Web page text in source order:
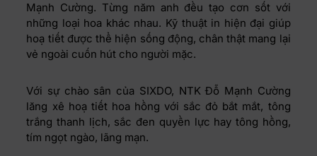
Mạnh Cường. Từng năm anh đều tạo cơn sốt với
những loại hoa khác nhau. Kỹ thuật in hiện đại giúp
hoạ tiết được thể hiện sống động, chân thật mang lại
vẻ ngoài cuốn hút cho người mặc.
Với sự chào sân của SIXDO, NTK Đỗ Mạnh Cường
lăng xê hoạ tiết hoa hồng với sắc đỏ bắt mắt, tông
trắng thanh lịch, sắc đen quyền lực hay tông hồng,
tím ngọt ngào, lãng mạn.